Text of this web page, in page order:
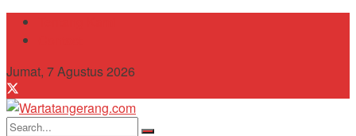
Jumat, 7 Agustus 2026